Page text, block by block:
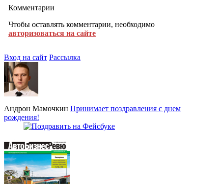
Комментарии
Чтобы оставлять комментарии, необходимо
авторизоваться на сайте
Вход на сайт Рассылка
Андрон Мамочкин Принимает поздравления с днем
рождения!